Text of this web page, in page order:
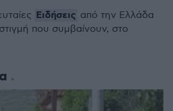
Ειδήσεις από την Ελλάδα
που συμβαίνουν, στο